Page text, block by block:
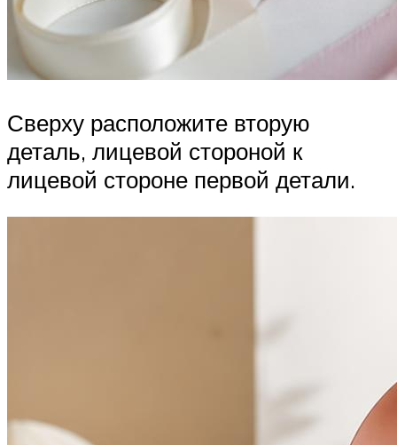
Сверху расположите вторую
деталь, лицевой стороной к
лицевой стороне первой детали.